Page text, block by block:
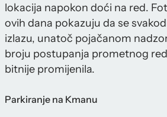
lokacija napokon doći na red.
ovih dana pokazuju da se
izlazu, unatoč pojačanom
broju postupanja prometnog
bitnije promijenila.
Parkiranje na Kmanu